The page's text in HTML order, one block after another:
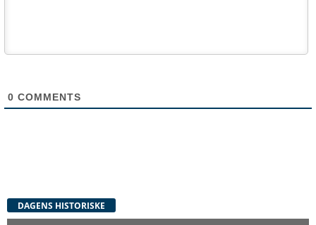
0 COMMENTS
DAGENS HISTORISKE